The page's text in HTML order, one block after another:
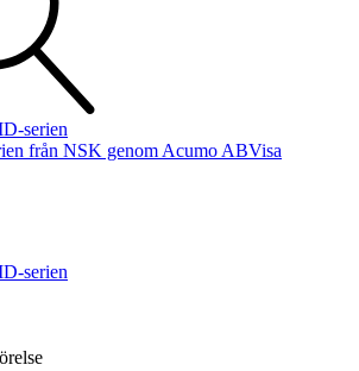
Roterande ställdon
serien
Visa
serien